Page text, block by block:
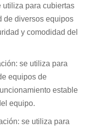
utiliza para cubiertas
de diversos equipos
y comodidad del
se utiliza para
equipos de
estable
equipo.
se utiliza para